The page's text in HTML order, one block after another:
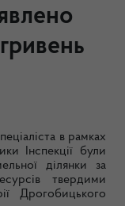
в рамках
Інспекції були
ділянки за
твердими
Дрогобицького